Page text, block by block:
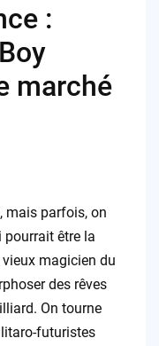
:
marché
mais parfois, on
pourrait être la
magicien du
des rêves
On tourne
futuristes